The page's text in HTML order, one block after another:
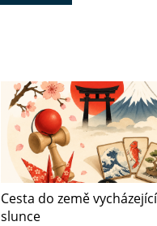
Cesta do země
slunce